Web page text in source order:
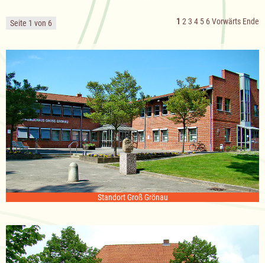
Seite 1 von 6 1 2 3 4 5 6Vorwärts Ende
Standort Groß Grönau